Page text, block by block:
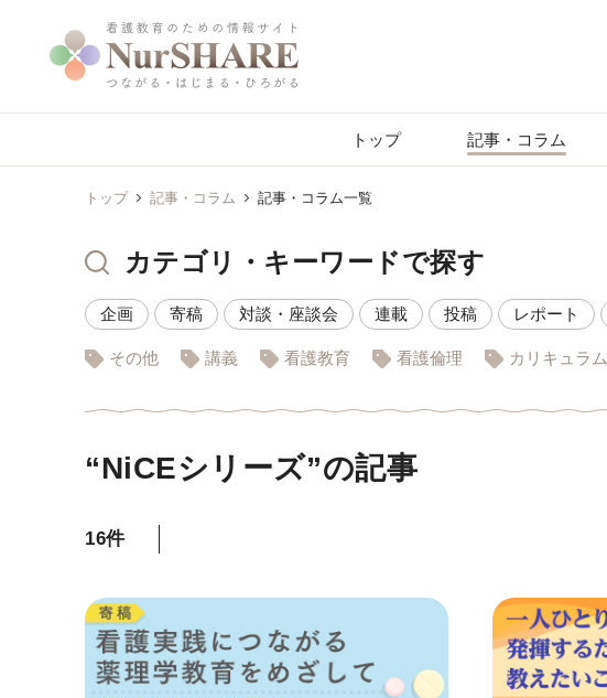
トップ 記事・コラム
トップ 記事・コラム 記事・コラム一覧
カテゴリ・キーワードで探す
企画 寄稿 対談・座談会 連載 投稿 レポート
その他 講義 看護教育 看護倫理 カリキュラム
“NiCEシリーズ”の記事
16件